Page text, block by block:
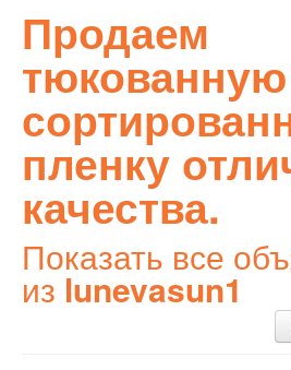
Продаем
тюкованную
пленку
качества.
Показать все
из lunevasun1